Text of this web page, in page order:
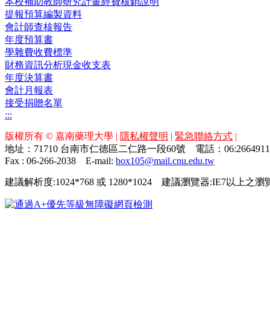
提報預算編製資料
會計師查核報告
年度預算書
學雜費收費標準
財務資訊分析現金收支表
年度決算書
會計月報表
接受捐贈名單
:::
版權所有 © 嘉南藥理大學 | 隱私權聲明 | 緊急聯絡方式 |
地址：71710 台南市仁德區二仁路一段60號 電話：
Fax : 06-266-2038 E-mail: box105@mail.cnu.edu.tw
建議解析度:1024*768 或 1280*1024 建議瀏覽器:IE7以上之瀏